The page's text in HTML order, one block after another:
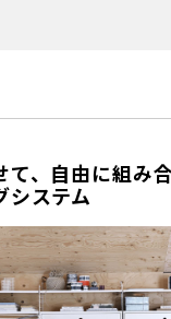
て、自由に組み
システム